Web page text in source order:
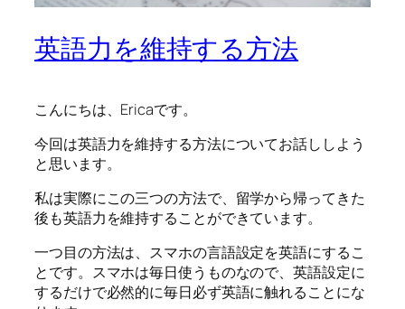
英語力を維持する方法
こんにちは、Ericaです。
今回は英語力を維持する方法についてお話ししよう
と思います。
私は実際にこの三つの方法で、留学から帰ってきた
後も英語力を維持することができています。
一つ目の方法は、スマホの言語設定を英語にするこ
とです。スマホは毎日使うものなので、英語設定に
するだけで必然的に毎日必ず英語に触れることにな